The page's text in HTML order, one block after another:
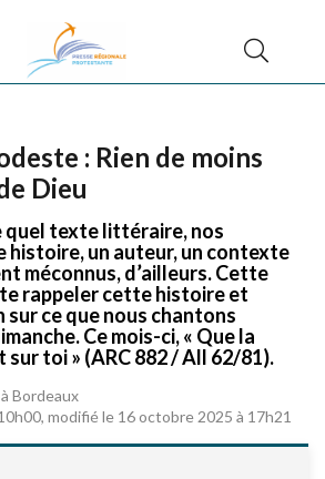
: Rien de moins
Dieu
quel texte littéraire, nos
histoire, un auteur, un contexte
méconnus, d’ailleurs. Cette
rappeler cette histoire et
ce que nous chantons
Ce mois-ci, « Que la
sur toi » (ARC 882 / All 62/81).
Bordeaux
modifié le 16 octobre 2025 à 17h21